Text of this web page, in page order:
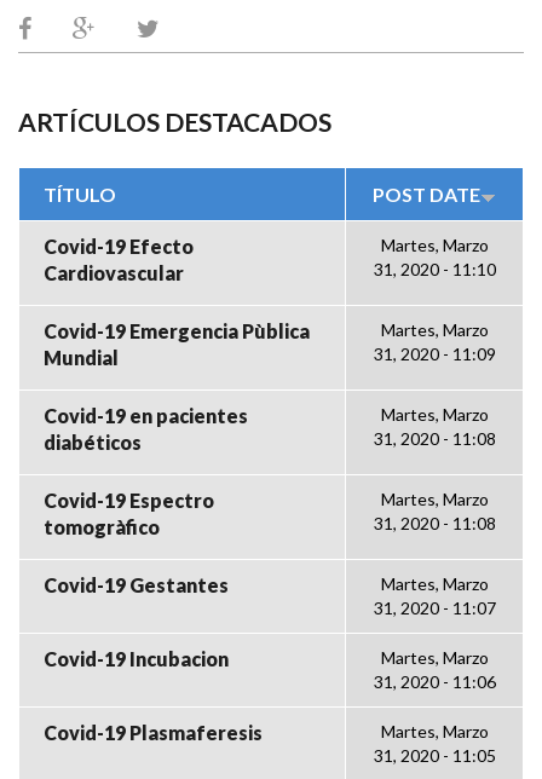
ARTÍCULOS DESTACADOS
TÍTULO POST DATE
Covid-19 Efecto
Cardiovascular
Martes, Marzo
31, 2020 - 11:10
Covid-19 Emergencia Pùblica
Mundial
Martes, Marzo
31, 2020 - 11:09
Covid-19 en pacientes
diabéticos
Martes, Marzo
31, 2020 - 11:08
Covid-19 Espectro
tomogràfico
Martes, Marzo
31, 2020 - 11:08
Covid-19 Gestantes
Martes, Marzo
31, 2020 - 11:07
Covid-19 Incubacion
Martes, Marzo
31, 2020 - 11:06
Covid-19 Plasmaferesis
Martes, Marzo
31, 2020 - 11:05